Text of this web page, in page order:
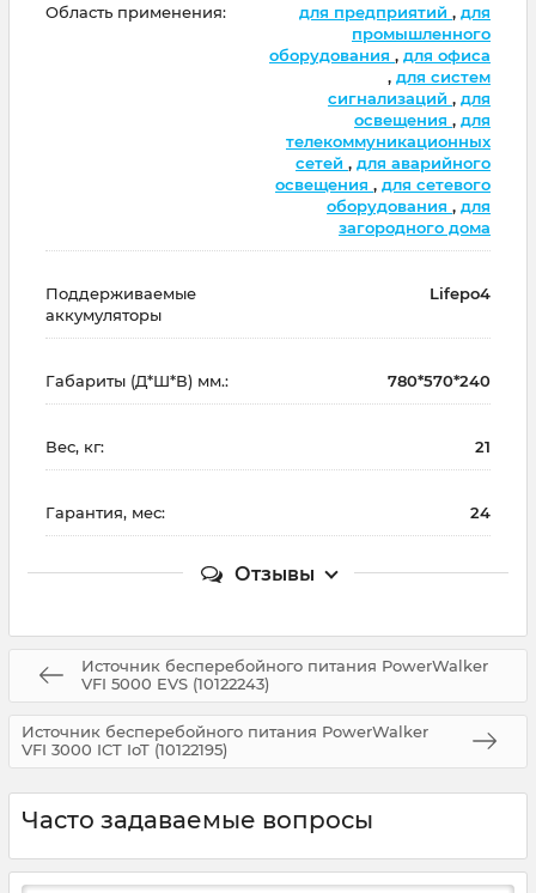
Область применения: для предприятий , для
промышленного
оборудования , для офиса
, для систем
сигнализаций , для
освещения , для
телекоммуникационных
сетей , для аварийного
освещения , для сетевого
оборудования , для
загородного дома
Поддерживаемые
аккумуляторы
Lifepo4
Габариты (Д*Ш*В) мм.: 780*570*240
Вес, кг: 21
Гарантия, мес: 24
Отзывы
Источник бесперебойного питания PowerWalker
VFI 5000 EVS (10122243)
Источник бесперебойного питания PowerWalker
VFI 3000 ICT IoT (10122195)
Часто задаваемые вопросы